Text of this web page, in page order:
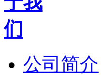
公司简介